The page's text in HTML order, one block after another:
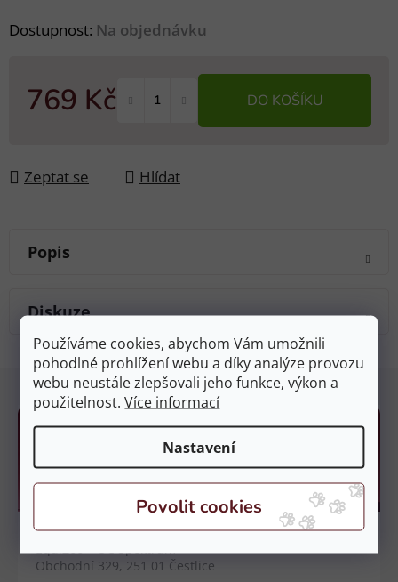
Používáme cookies, abychom Vám umožnili
pohodlné prohlížení webu a díky analýze provozu
webu neustále zlepšovali jeho funkce, výkon a
použitelnost.Více informací
Nastavení
Dostupnost: Na objednávku
769 Kč DO KOŠÍKU
Zeptat se Hlídat
Popis
Diskuze
Kamenné prodejny
Prodejna Čestlice
Obchodní 329, 251 01 Čestlice